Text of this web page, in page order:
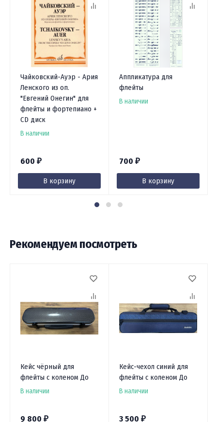
Чайковский-Ауэр - Ария
Ленского из оп.
"Евгений Онегин" для
флейты и фортепиано +
CD диск
В наличии
600 ₽
В корзину
Аппликатура для
флейты
В наличии
700 ₽
В корзину
Рекомендуем посмотреть
Кейс чёрный для
флейты с коленом До
В наличии
9 800 ₽
Кейс-чехол синий для
флейты с коленом До
В наличии
3 500 ₽